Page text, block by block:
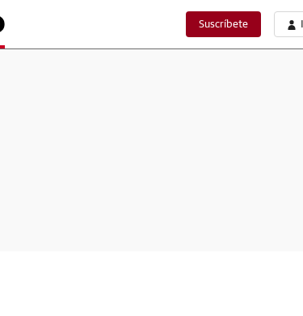
Suscríbete